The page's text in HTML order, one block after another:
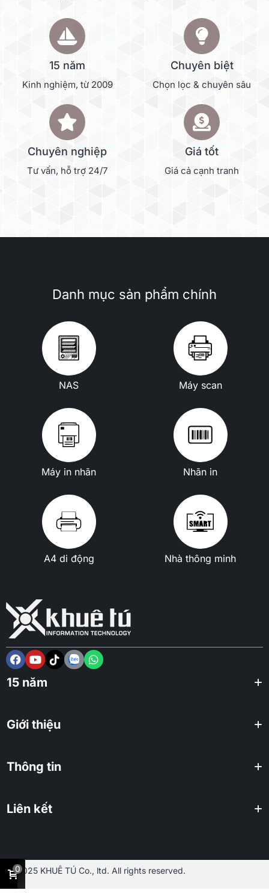
15 năm
Kinh nghiệm, từ 2009
Chuyên biệt
Chọn lọc & chuyên sâu
Chuyên nghiệp
Tư vấn, hỗ trợ 24/7
Giá tốt
Giá cả cạnh tranh
Danh mục sản phẩm chính
NAS Máy scan
Máy in nhãn Nhãn in
A4 di động Nhà thông minh
15 năm
Giới thiệu
Thông tin
Liên kết
2025 KHUÊ TÚ Co., ltd. All rights reserved.
0